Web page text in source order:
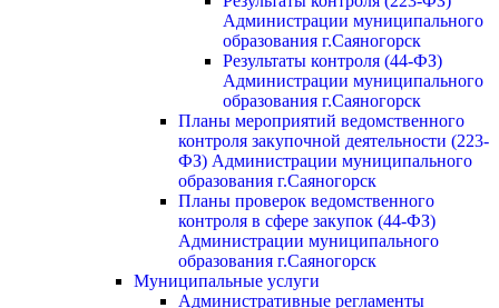
Администрации муниципального
образования г.Саяногорск
Результаты контроля (44-ФЗ)
Администрации муниципального
образования г.Саяногорск
Планы мероприятий ведомственного
контроля закупочной деятельности (223-
ФЗ) Администрации муниципального
образования г.Саяногорск
Планы проверок ведомственного
контроля в сфере закупок (44-ФЗ)
Администрации муниципального
образования г.Саяногорск
Муниципальные услуги
Административные регламенты